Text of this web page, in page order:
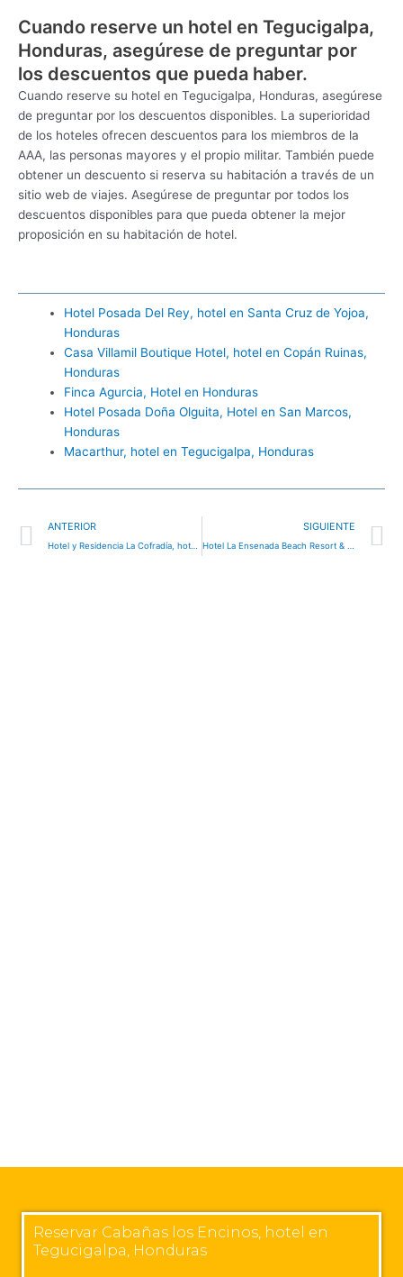
Cuando reserve un hotel en Tegucigalpa,
Honduras, asegúrese de preguntar por
los descuentos que pueda haber.
Cuando reserve su hotel en Tegucigalpa, Honduras, asegúrese
de preguntar por los descuentos disponibles. La superioridad
de los hoteles ofrecen descuentos para los miembros de la
AAA, las personas mayores y el propio militar. También puede
obtener un descuento si reserva su habitación a través de un
sitio web de viajes. Asegúrese de preguntar por todos los
descuentos disponibles para que pueda obtener la mejor
proposición en su habitación de hotel.
Hotel Posada Del Rey, hotel en Santa Cruz de Yojoa,
Honduras
Casa Villamil Boutique Hotel, hotel en Copán Ruinas,
Honduras
Finca Agurcia, Hotel en Honduras
Hotel Posada Doña Olguita, Hotel en San Marcos,
Honduras
Macarthur, hotel en Tegucigalpa, Honduras
Ant
ANTERIOR
Hotel y Residencia La Cofradía, hotel en Santa Rosa de Copán, Honduras
SIGUIENTE
Hotel La Ensenada Beach Resort & Conventions Center, hotel en Tela, Honduras
Reservar Cabañas los Encinos, hotel en
Tegucigalpa, Honduras